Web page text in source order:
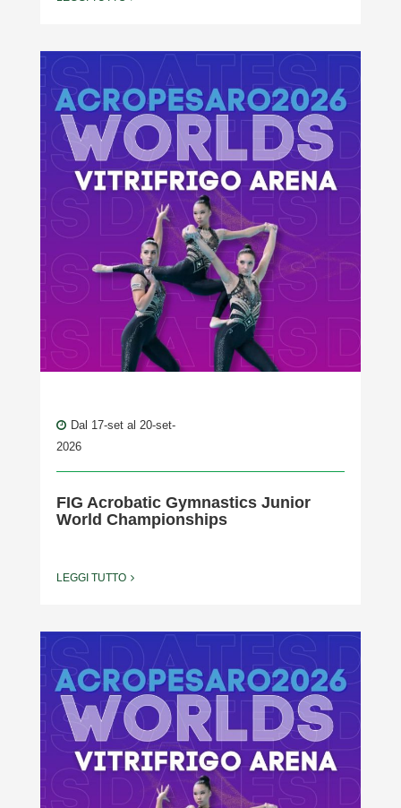
Dal 17-set al 20-set-
2026
FIG Acrobatic Gymnastics Junior
World Championships
LEGGI TUTTO